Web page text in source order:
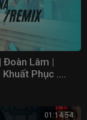
Đoàn Lâm |
Phục ....
01:14:54